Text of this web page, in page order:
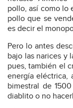
pollo, así como lo
pollo que se
es decir el
Pero lo antes
bajo las narices y
pues, también el
energía eléctrica,
bimestral de
diablito o no